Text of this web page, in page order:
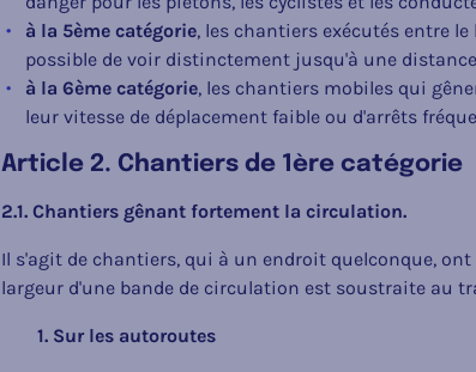
à la 5ème catégorie, les chantiers exécutés entre
possible de voir distinctement jusqu'à une
à la 6ème catégorie, les chantiers mobiles qui
leur vitesse de déplacement faible ou d'arrêts
Article 2. Chantiers de 1ère catégorie
2.1. Chantiers gênant fortement la circulation.
Il s'agit de chantiers, qui à un endroit quelconque,
largeur d'une bande de circulation est soustraite au
1. Sur les autoroutes